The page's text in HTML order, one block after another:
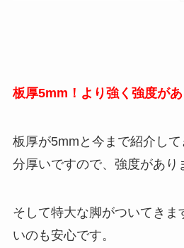
板厚5mm！より強く強度があ
板厚が5mmと今まで紹介し
分厚いですので、強度があり
そして特大な脚がついてきま
いのも安心です。